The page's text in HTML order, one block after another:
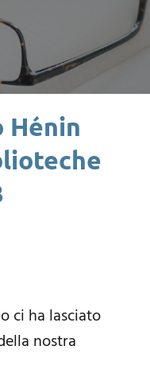
Hénin
ci ha lasciato
nostra